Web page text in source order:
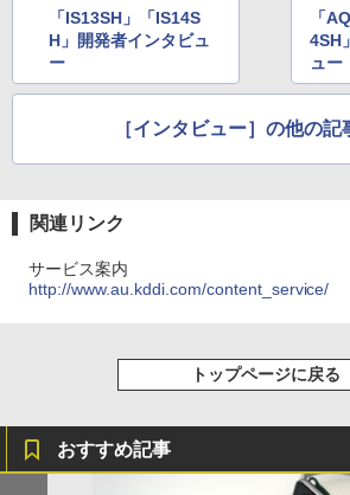
「IS13SH」「IS14S
H」開発者インタビュ
ー
「
4SH
ュー
［インタビュー］の他の記
関連リンク
サービス案内
http://www.au.kddi.com/content_service/
トップページに戻る
おすすめ記事